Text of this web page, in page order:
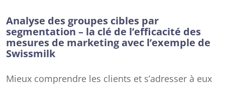
Analyse des groupes cibles par
segmentation – la clé de l’efficacité des
mesures de marketing avec l’exemple de
Swissmilk
Mieux comprendre les clients et s’adresser à eux